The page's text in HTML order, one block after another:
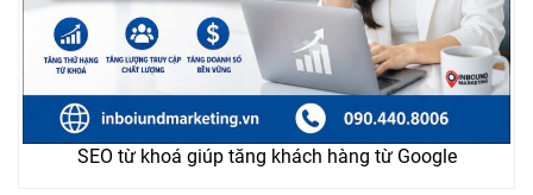
SEO từ khoá giúp tăng khách hàng từ Google